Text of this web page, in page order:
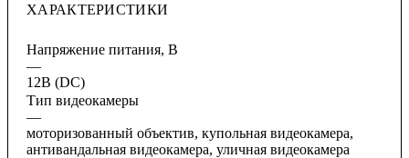
ХАРАКТЕРИСТИКИ
Напряжение питания, В
—
12В (DC)
Тип видеокамеры
—
моторизованный объектив, купольная видеокамера,
антивандальная видеокамера, уличная видеокамера